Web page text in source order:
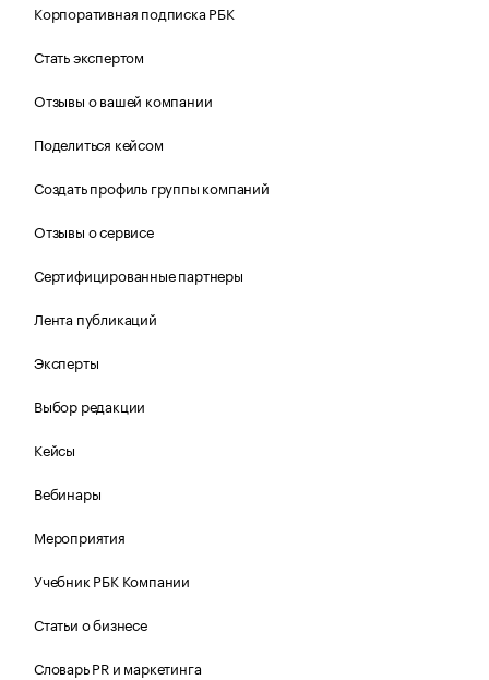
Корпоративная подписка РБК
Стать экспертом
Отзывы о вашей компании
Поделиться кейсом
Создать профиль группы компаний
Отзывы о сервисе
Сертифицированные партнеры
Лента публикаций
Эксперты
Выбор редакции
Кейсы
Вебинары
Мероприятия
Учебник РБК Компании
Статьи о бизнесе
Словарь PR и маркетинга